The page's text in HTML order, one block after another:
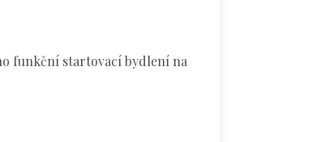
funkční startovací bydlení na